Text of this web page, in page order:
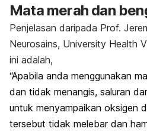
Mata merah dan
Penjelasan daripada Prof.
Neurosains, University Health
ini adalah,
“Apabila anda menggunakan
dan tidak menangis, saluran
untuk menyampaikan oksigen
tersebut tidak melebar dan